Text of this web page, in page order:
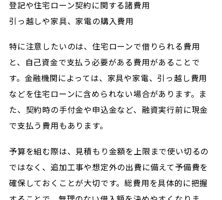
登記や住宅ローン契約に関する諸費用
引っ越しや家具、家電の購入費用
特に注意したいのは、住宅ローンで借りられる費用
と、自己資金で支払う必要がある費用があることで
す。金融機関によっては、家具や家電、引っ越し費用
などを住宅ローンに含められない場合があります。ま
た、契約時の手付金や申込金など、融資実行前に現金
で支払う費用もあります。
予算を組む際は、見積もり金額を上限まで使い切るの
ではなく、追加工事や想定外の出費に備えて予備費を
確保しておくことが大切です。総費用を具体的に把握